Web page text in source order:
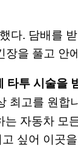
다. 담배를
장을 풀고 안
타투 시술을
최고를 원합
자동차 모
싶어 이곳